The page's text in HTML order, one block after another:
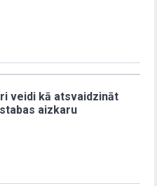
veidi kā atsvaidzināt
aizkaru